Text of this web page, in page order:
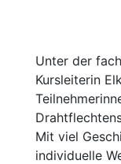
Unter der
Kursleiterin
Mit viel
individuelle